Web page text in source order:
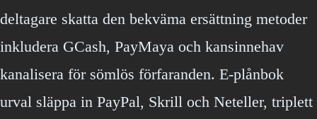
deltagare skatta den bekväma ersättning metoder
inkludera GCash, PayMaya och kansinnehav
kanalisera för sömlös förfaranden. E-plånbok
urval släppa in PayPal, Skrill och Neteller, triplett